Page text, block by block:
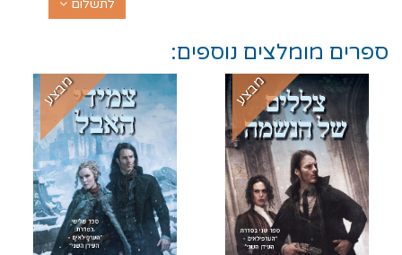
לתשלום
ספרים מומלצים נוספים:
מבצע מבצע